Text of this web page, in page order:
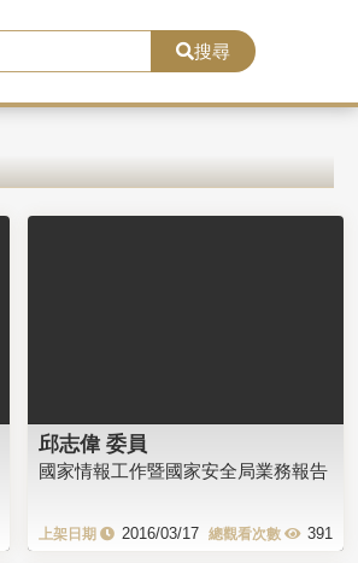
搜尋
邱志偉 委員
國家情報工作暨國家安全局業務報告
2016/03/17 391